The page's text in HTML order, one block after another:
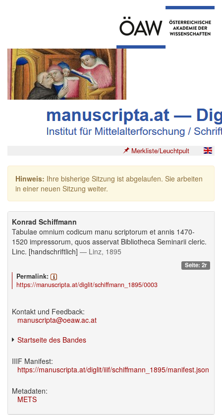
Merkliste/Leuchtpult
Hinweis: Ihre bisherige Sitzung ist abgelaufen. Sie arbeiten
in einer neuen Sitzung weiter.
Konrad Schiffmann
Tabulae omnium codicum manu scriptorum et annis 1470-
1520 impressorum, quos asservat Bibliotheca Seminarii cleric.
Linc. [handschriftlich] — Linz, 1895
Seite: 2r
Permalink:
https://manuscripta.at/diglit/schiffmann_1895/0003
Kontakt und Feedback:
manuscripta@oeaw.ac.at
Startseite des Bandes
IIIF Manifest:
https://manuscripta.at/diglit/iiif/schiffmann_1895/manifest.json
Metadaten:
METS